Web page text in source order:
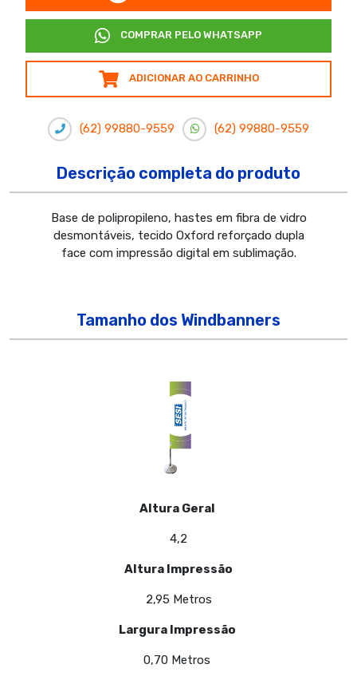
COMPRAR PELO WHATSAPP
ADICIONAR AO CARRINHO
(62) 99880-9559 (62) 99880-9559
Descrição completa do produto
Base de polipropileno, hastes em fibra de vidro
desmontáveis, tecido Oxford reforçado dupla
face com impressão digital em sublimação.
Tamanho dos Windbanners
Altura Geral
4,2
Altura Impressão
2,95 Metros
Largura Impressão
0,70 Metros